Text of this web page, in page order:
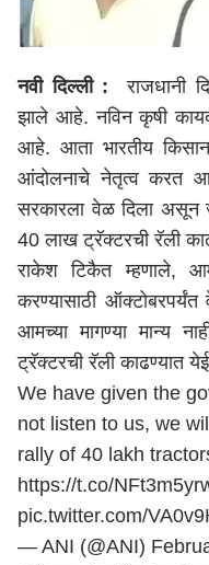
नवी दिल्ली :
राजधानी
झाले आहे. नविन कृषी
आहे. आता भारतीय
आंदोलनाचे नेतृत्व करत
सरकारला वेळ दिला असून
40 लाख ट्रॅक्टरची रॅली
राकेश टिकैत म्हणाले,
करण्यासाठी
आमच्या मागण्या मान्य
ट्रॅक्टरची रॅली काढण्यात
We have given the
not listen to us, we
rally of 40 lakh
https://t.co/
pic.twitter.com/
— ANI (@ANI)